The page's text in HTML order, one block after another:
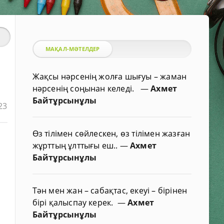
МАҚАЛ-МӘТЕЛДЕР
Жақсы нәрсенің жолға шығуы – жаман
нәрсенің соңынан келеді. —Ахмет
Байтұрсынұлы
Өз тілімен сөйлескен, өз тілімен жазған
жұрттың ұлттығы еш.. —Ахмет
Байтұрсынұлы
Тән мен жан – сабақтас, екеуі – бірінен
бірі қалыспау керек. —Ахмет
Байтұрсынұлы